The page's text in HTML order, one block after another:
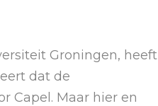
Groningen, heeft
dat de
Capel. Maar hier en